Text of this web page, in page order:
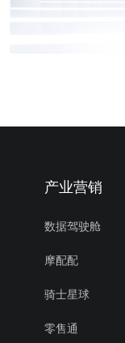
产业营销
数据驾驶舱
摩配配
骑士星球
零售通